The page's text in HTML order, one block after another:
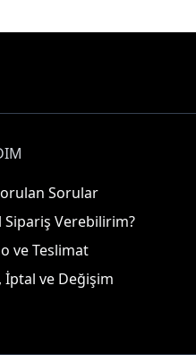
Sorular
Sipariş Verebilirim?
ve Teslimat
İptal ve Değişim